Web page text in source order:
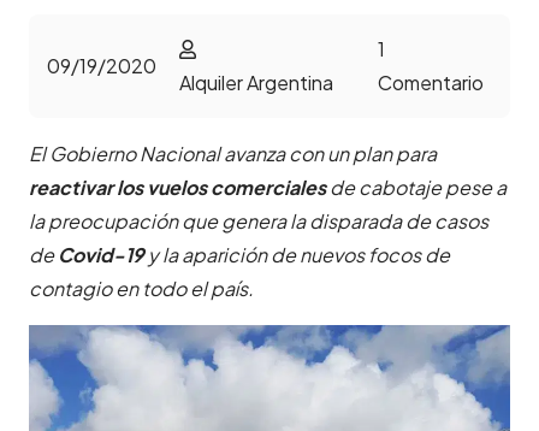
09/19/2020
Alquiler Argentina
1
Comentario
El Gobierno Nacional avanza con un plan para
reactivar los vuelos comercialesde cabotaje pese a
la preocupación que genera la disparada de casos
deCovid-19y la aparición de nuevos focos de
contagio en todo el país.